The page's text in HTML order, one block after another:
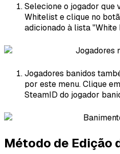
Selecione o jogador que
Whitelist e clique no
adicionado à lista
Jogadores banidos
por este menu. Clique
SteamID do jogador
Método de Edição